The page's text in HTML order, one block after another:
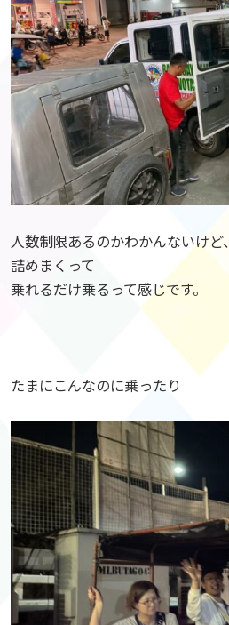
人数制限あるのかわかんないけど、
詰めまくって
乗れるだけ乗るって感じです。
たまにこんなのに乗ったり